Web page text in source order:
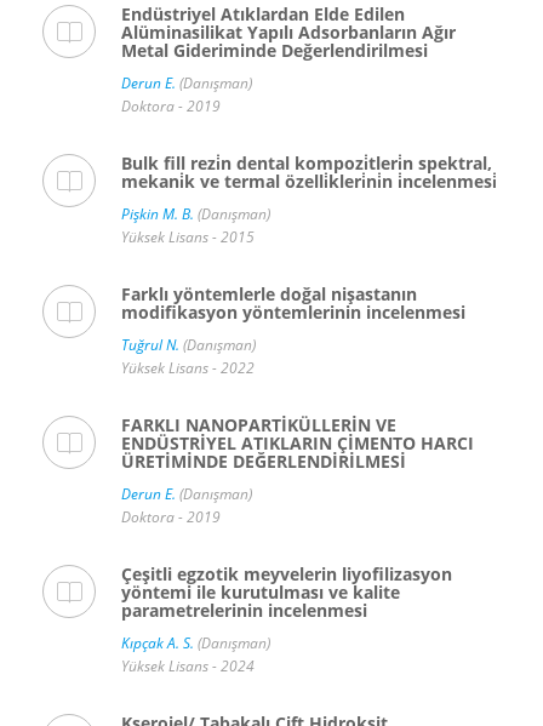
Endüstriyel Atıklardan Elde Edilen
Alüminasilikat Yapılı Adsorbanların Ağır
Metal Gideriminde Değerlendirilmesi
Derun E. (Danışman)
Doktora - 2019
Bulk fill rezi̇n dental kompozi̇tleri̇n spektral,
mekani̇k ve termal özelli̇kleri̇ni̇n i̇ncelenmesi̇
Pişkin M. B. (Danışman)
Yüksek Lisans - 2015
Farklı yöntemlerle doğal nişastanın
modifikasyon yöntemlerinin incelenmesi
Tuğrul N. (Danışman)
Yüksek Lisans - 2022
FARKLI NANOPARTİKÜLLERİN VE
ENDÜSTRİYEL ATIKLARIN ÇİMENTO HARCI
ÜRETİMİNDE DEĞERLENDİRİLMESİ
Derun E. (Danışman)
Doktora - 2019
Çeşitli egzotik meyvelerin liyofilizasyon
yöntemi ile kurutulması ve kalite
parametrelerinin incelenmesi
Kıpçak A. S. (Danışman)
Yüksek Lisans - 2024